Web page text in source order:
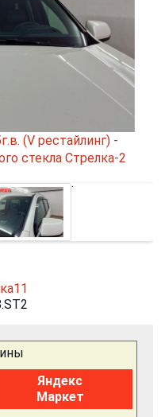
(V рестайлинг) -
стекла Стрелка-2
Яндекс
Маркет